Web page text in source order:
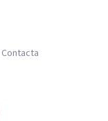
Contacta